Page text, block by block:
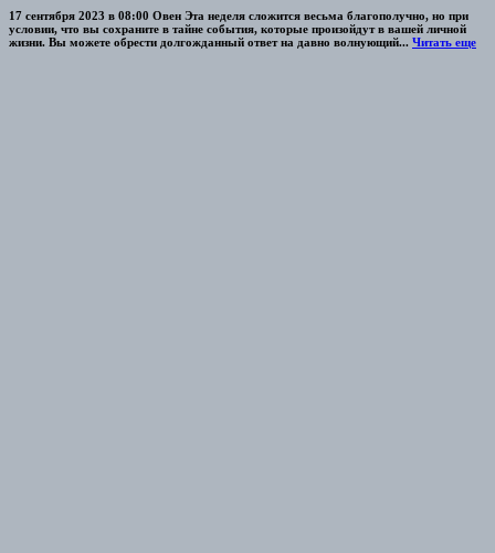
17 сентября 2023 в 08:00 Овен Эта неделя сложится весьма благополучно, но при
условии, что вы сохраните в тайне события, которые произойдут в вашей личной
жизни. Вы можете обрести долгожданный ответ на давно волнующий... Читать еще